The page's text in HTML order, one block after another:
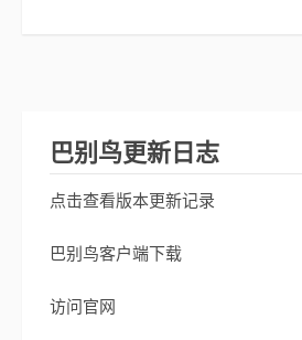
巴别鸟更新日志
点击查看版本更新记录
巴别鸟客户端下载
访问官网